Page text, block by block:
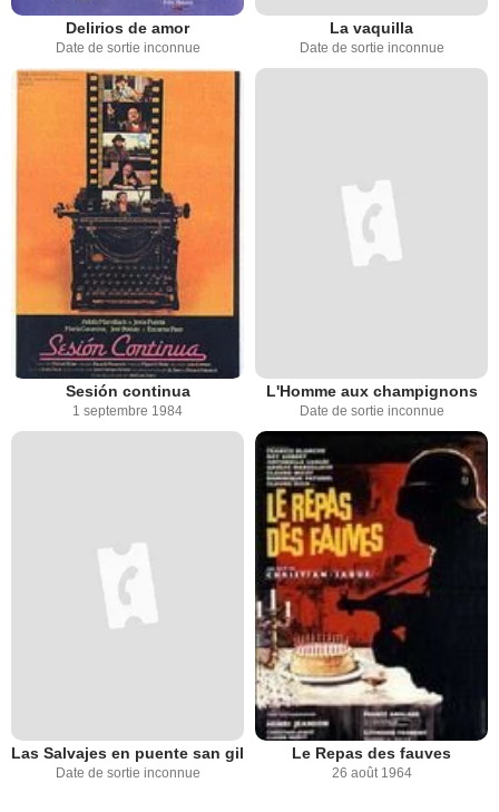
Delirios de amor
Date de sortie inconnue
La vaquilla
Date de sortie inconnue
Sesión continua
1 septembre 1984
L'Homme aux champignons
Date de sortie inconnue
Las Salvajes en puente san gil
Date de sortie inconnue
Le Repas des fauves
26 août 1964